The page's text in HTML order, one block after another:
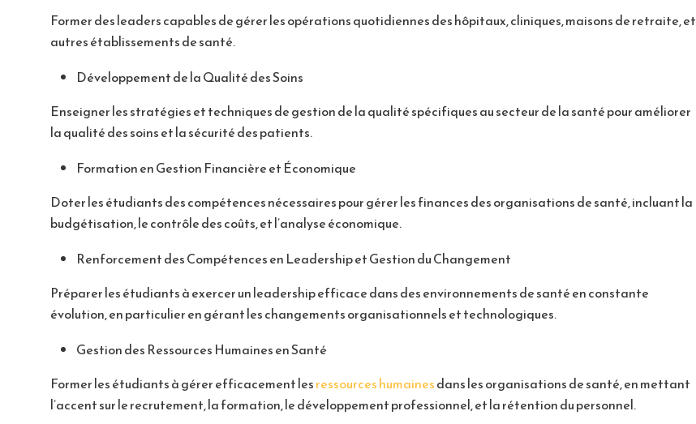
Former des leaders capables de gérer les opérations quotidiennes des hôpitaux, cliniques, maisons de retraite, et
autres établissements de santé.
Développement de la Qualité des Soins
Enseigner les stratégies et techniques de gestion de la qualité spécifiques au secteur de la santé pour améliorer
la qualité des soins et la sécurité des patients.
Formation en Gestion Financière et Économique
Doter les étudiants des compétences nécessaires pour gérer les finances des organisations de santé, incluant la
budgétisation, le contrôle des coûts, et l’analyse économique.
Renforcement des Compétences en Leadership et Gestion du Changement
Préparer les étudiants à exercer un leadership efficace dans des environnements de santé en constante
évolution, en particulier en gérant les changements organisationnels et technologiques.
Gestion des Ressources Humaines en Santé
Former les étudiants à gérer efficacement lesressources humainesdans les organisations de santé, en mettant
l’accent sur le recrutement, la formation, le développement professionnel, et la rétention du personnel.